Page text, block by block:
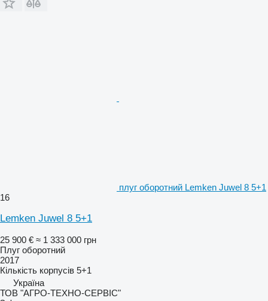
плуг оборотний Lemken Juwel 8 5+1
16
Lemken Juwel 8 5+1
25 900 € ≈ 1 333 000 грн
Плуг оборотний
2017
Кількість корпусів 5+1
Україна
ТОВ "АГРО-ТЕХНО-СЕРВІС"